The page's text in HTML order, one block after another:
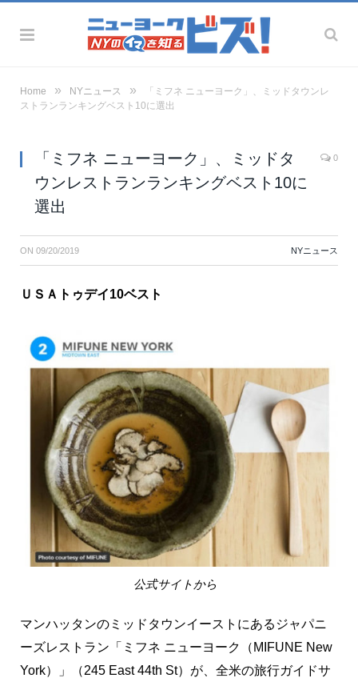
Home » NYニュース »
「ミフネ ニューヨーク」、ミッドタウンレ
ストランランキングベスト10に選出
「ミフネ ニューヨーク」、ミッドタ
ウンレストランランキングベスト10に
選出
0
ON 09/20/2019 NYニュース
ＵＳＡトゥデイ10ベスト
公式サイトから
マンハッタンのミッドタウンイーストにあるジャパニ
ーズレストラン「ミフネ ニューヨーク（MIFUNE New
York）」（245 East 44th St）が、全米の旅行ガイドサ